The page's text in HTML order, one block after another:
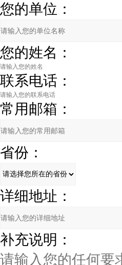
您的单位：
您的姓名：
联系电话：
常用邮箱：
省份：
详细地址：
补充说明：